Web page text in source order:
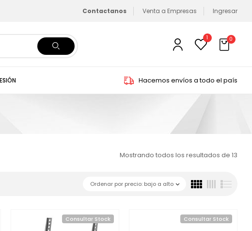
Contactanos Venta a Empresas Ingresar
1 0
Hacemos envíos a todo el país
Mostrando todos los resultados de 13
Ordenar por precio: bajo a alto
Consultar Stock Consultar Stock